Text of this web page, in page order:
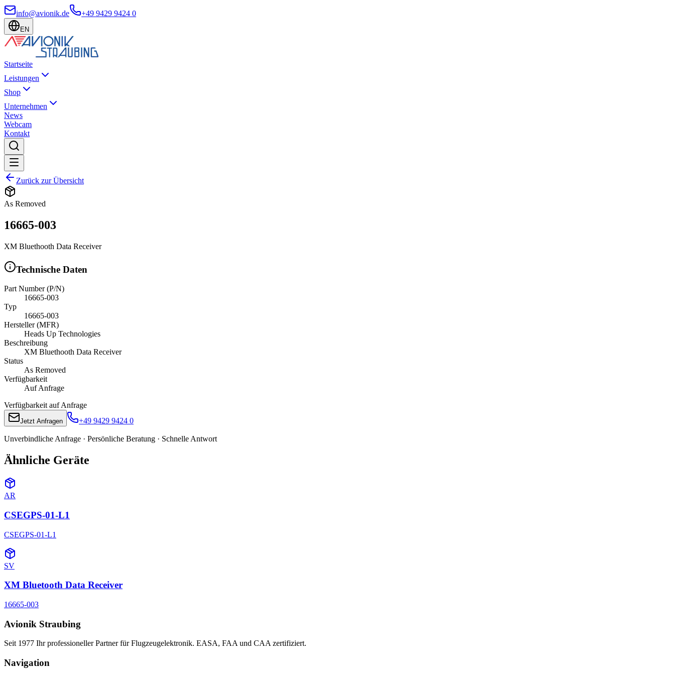
info@avionik.de +49 9429 9424 0
EN
Startseite
Leistungen
Shop
Unternehmen
News
Webcam
Kontakt
Zurück zur Übersicht
As Removed
16665-003
XM Bluethooth Data Receiver
Technische Daten
Part Number (P/N)
16665-003
Typ
16665-003
Hersteller (MFR)
Heads Up Technologies
Beschreibung
XM Bluethooth Data Receiver
Status
As Removed
Verfügbarkeit
Auf Anfrage
Verfügbarkeit auf Anfrage
Jetzt Anfragen +49 9429 9424 0
Unverbindliche Anfrage · Persönliche Beratung · Schnelle Antwort
Ähnliche Geräte
AR
CSEGPS-01-L1
CSEGPS-01-L1
SV
XM Bluetooth Data Receiver
16665-003
Avionik Straubing
Seit 1977 Ihr professioneller Partner für Flugzeugelektronik. EASA, FAA und CAA zertifiziert.
Navigation